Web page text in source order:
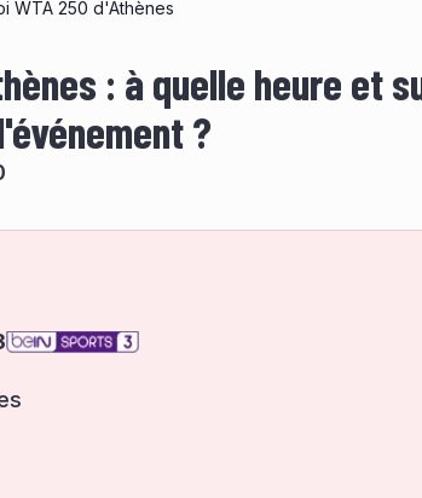
WTA 250 d'Athènes
: à quelle heure et
?